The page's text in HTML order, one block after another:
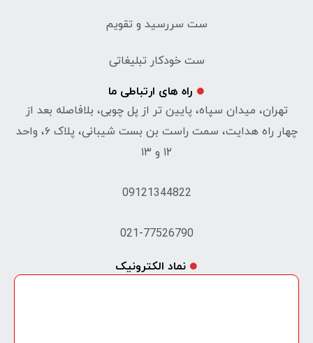
ست سررسید و تقویم
ست خودکار تبلیغاتی
راه های ارتباطی ما
تهران، میدان سپاه، پایین تر از پل چوبی، بلافاصله بعد از
چهار راه هدایت، سمت راست بن بست شیبانی، پلاک ۶، واحد
۱۲ و ۱۳
09121344822
021-77526790
نماد الکترونیک